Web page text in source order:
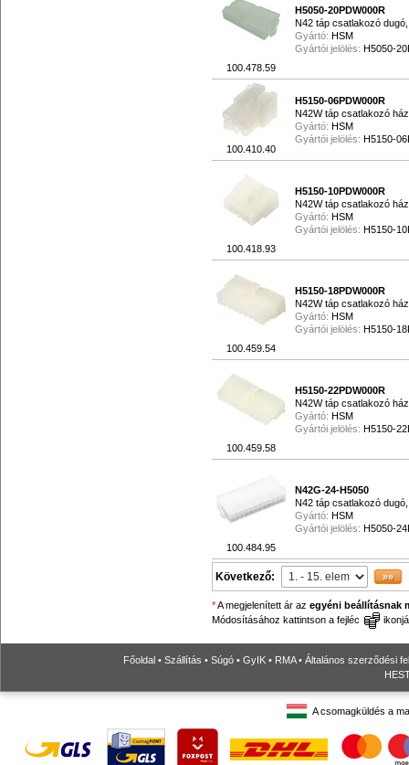
100.478.59
H5050-20PDW000R
N42 táp csatlakozó
Gyártó: HSM
Gyártói jelölés: H5050-
100.410.40
H5150-06PDW000R
N42W táp csatlakozó
Gyártó: HSM
Gyártói jelölés: H5150-
100.418.93
H5150-10PDW000R
N42W táp csatlakozó
Gyártó: HSM
Gyártói jelölés: H5150-
100.459.54
H5150-18PDW000R
N42W táp csatlakozó
Gyártó: HSM
Gyártói jelölés: H5150-
100.459.58
H5150-22PDW000R
N42W táp csatlakozó
Gyártó: HSM
Gyártói jelölés: H5150-
100.484.95
N42G-24-H5050
N42 táp csatlakozó
Gyártó: HSM
Gyártói jelölés: H5050-
Következő:
*A megjelenített ár az egyéni beállításnak
Módosításához kattintson a fejléc
Főoldal • Szállítás • Súgó • GyIK • RMA• Általános szerződési
A csomagküldés a